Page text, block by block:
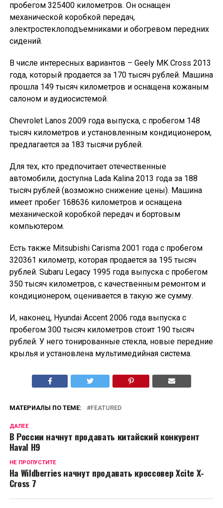
пробегом 325400 километров. Он оснащен
механической коробкой передач,
электростеклоподъемниками и обогревом передних
сидений.
В числе интересных вариантов – Geely MK Cross 2013
года, который продается за 170 тысяч рублей. Машина
прошла 149 тысяч километров и оснащена кожаным
салоном и аудиосистемой.
Chevrolet Lanos 2009 года выпуска, с пробегом 148
тысяч километров и установленным кондиционером,
предлагается за 183 тысячи рублей.
Для тех, кто предпочитает отечественные
автомобили, доступна Lada Kalina 2013 года за 188
тысяч рублей (возможно снижение цены). Машина
имеет пробег 168636 километров и оснащена
механической коробкой передач и бортовым
компьютером.
Есть также Mitsubishi Carisma 2001 года с пробегом
320361 километр, которая продается за 195 тысяч
рублей. Subaru Legacy 1995 года выпуска с пробегом
350 тысяч километров, с качественным ремонтом и
кондиционером, оценивается в такую же сумму.
И, наконец, Hyundai Accent 2006 года выпуска с
пробегом 300 тысяч километров стоит 190 тысяч
рублей. У него тонированные стекла, новые передние
крылья и установлена мультимедийная система.
МАТЕРИАЛЫ ПО ТЕМЕ: FEATURED
ДАЛЕЕ
В России начнут продавать китайский конкурент
Haval H9
НЕ ПРОПУСТИТЕ
На Wildberries начнут продавать кроссовер Xcite X-
Cross 7